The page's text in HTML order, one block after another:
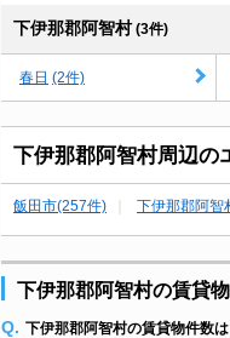
下伊那郡阿智村 (3件)
春日 (2件)
下伊那郡阿智村周辺の
飯田市(257件) 下伊那郡阿智
下伊那郡阿智村の賃貸
Q. 下伊那郡阿智村の賃貸物件数